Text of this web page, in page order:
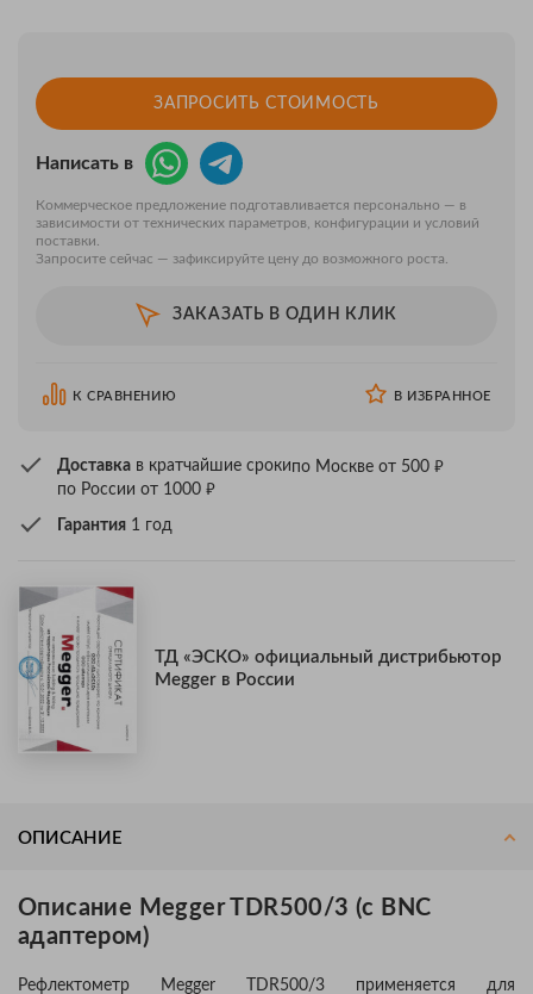
ЗАПРОСИТЬ СТОИМОСТЬ
Написать в
Коммерческое предложение подготавливается персонально — в
зависимости от технических параметров, конфигурации и условий
поставки.
Запросите сейчас — зафиксируйте цену до возможного роста.
ЗАКАЗАТЬ В ОДИН КЛИК
К СРАВНЕНИЮ В ИЗБРАННОЕ
Доставка в кратчайшие срокипо Москве от 500 ₽
по России от 1000 ₽
Гарантия 1 год
ТД «ЭСКО» официальный дистрибьютор
Megger в России
ОПИСАНИЕ
Описание Megger TDR500/3 (с BNC
адаптером)
Рефлектометр Megger TDR500/3 применяется для